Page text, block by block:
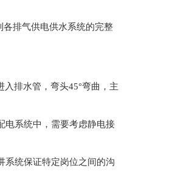
各排气供电供水系统的完整
水管，弯头45°弯曲，主
系统中，需要考虑静电接
对讲系统保证特定岗位之间的沟